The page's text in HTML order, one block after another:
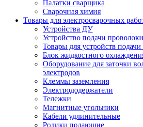
Палатки сварщика
Сварочная химия
Товары для электросварочных
Устройства ДУ
Устройство подачи проволоки
Товары для устройств
Блок жидкостного
Оборудование для заточки
электродов
Клеммы заземления
Электрододержатели
Тележки
Магнитные угольники
Кабели удлинительные
Ролики подающие